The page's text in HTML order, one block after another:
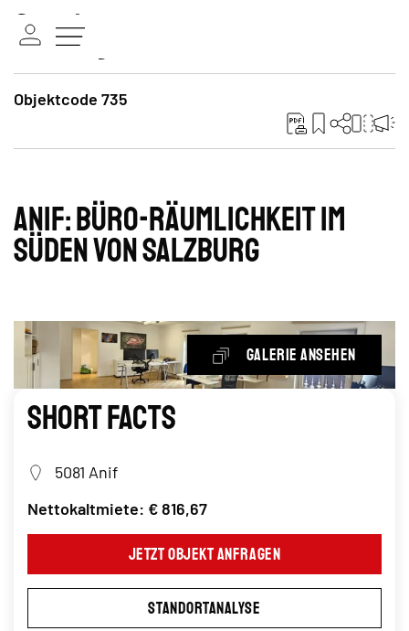
Objektcode 735
ANIF: Büro-Räumlichkeit im
Süden von Salzburg
Galerie ansehen
Short Facts
5081 Anif
Nettokaltmiete: € 816,67
Jetzt Objekt anfragen
Standortanalyse